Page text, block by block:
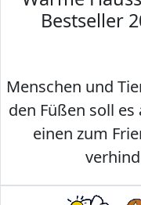
Bestseller
Menschen und
den Füßen soll
einen zum